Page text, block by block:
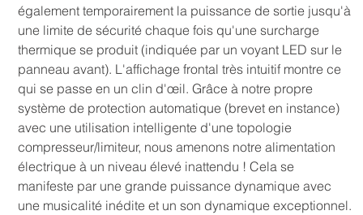
également temporairement la puissance de sortie jusqu'à
une limite de sécurité chaque fois qu'une surcharge
thermique se produit (indiquée par un voyant LED sur le
panneau avant). L'affichage frontal très intuitif montre ce
qui se passe en un clin d'œil. Grâce à notre propre
système de protection automatique (brevet en instance)
avec une utilisation intelligente d'une topologie
compresseur/limiteur, nous amenons notre alimentation
électrique à un niveau élevé inattendu ! Cela se
manifeste par une grande puissance dynamique avec
une musicalité inédite et un son dynamique exceptionnel.